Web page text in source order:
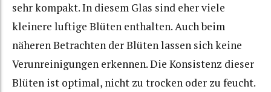
sehr kompakt. In diesem Glas sind eher viele
kleinere luftige Blüten enthalten. Auch beim
näheren Betrachten der Blüten lassen sich keine
Verunreinigungen erkennen. Die Konsistenz dieser
Blüten ist optimal, nicht zu trocken oder zu feucht.